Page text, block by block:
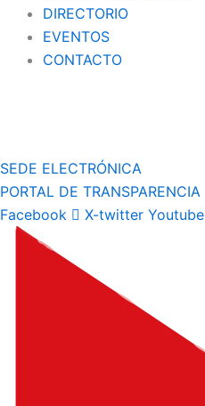
DIRECTORIO
EVENTOS
CONTACTO
SEDE ELECTRÓNICA
PORTAL DE TRANSPARENCIA
Facebook
X-twitter Youtube